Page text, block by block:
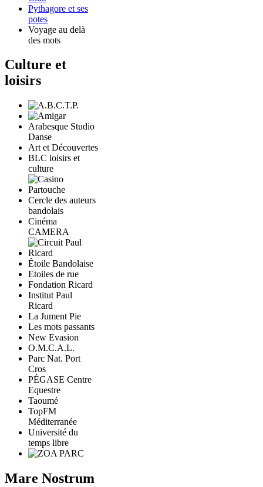
Pythagore et ses
potes
Voyage au delà
des mots
Culture et
loisirs
Arabesque Studio
Danse
Art et Découvertes
BLC loisirs et
culture
Cercle des auteurs
bandolais
Cinéma
CAMERA
Étoile Bandolaise
Etoiles de rue
Fondation Ricard
Institut Paul
Ricard
La Jument Pie
Les mots passants
New Evasion
O.M.C.A.L.
Parc Nat. Port
Cros
PÉGASE Centre
Equestre
Taoumé
TopFM
Méditerranée
Université du
temps libre
Mare Nostrum